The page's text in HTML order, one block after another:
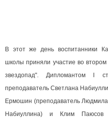
В этот же день воспитанники
школы приняли участие во
звездопад". Дипломантом I
преподаватель Светлана
Ермошин (преподаватель
Набиуллина) и Клим Паюсов